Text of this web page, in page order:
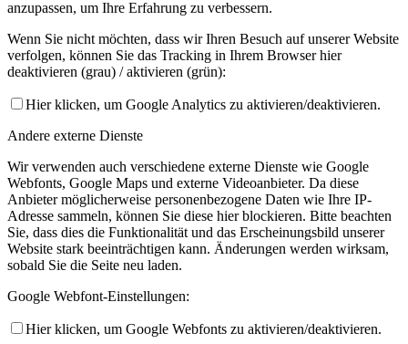
anzupassen, um Ihre Erfahrung zu verbessern.
Wenn Sie nicht möchten, dass wir Ihren Besuch auf unserer Website
verfolgen, können Sie das Tracking in Ihrem Browser hier
deaktivieren (grau) / aktivieren (grün):
Hier klicken, um Google Analytics zu aktivieren/deaktivieren.
Andere externe Dienste
Wir verwenden auch verschiedene externe Dienste wie Google
Webfonts, Google Maps und externe Videoanbieter. Da diese
Anbieter möglicherweise personenbezogene Daten wie Ihre IP-
Adresse sammeln, können Sie diese hier blockieren. Bitte beachten
Sie, dass dies die Funktionalität und das Erscheinungsbild unserer
Website stark beeinträchtigen kann. Änderungen werden wirksam,
sobald Sie die Seite neu laden.
Google Webfont-Einstellungen:
Hier klicken, um Google Webfonts zu aktivieren/deaktivieren.